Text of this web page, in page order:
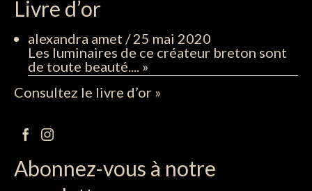
Livre d’or
alexandra amet /25 mai 2020
Les luminaires de ce créateur breton sont
de toute beauté.... »
Consultez le livre d’or »
Abonnez-vous à notre